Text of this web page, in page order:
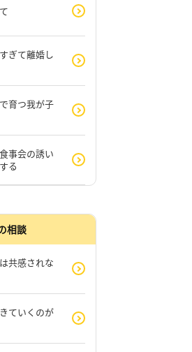
ぎて離婚し
育つ我が子
事会の誘い
る
相談
共感されな
ていくのが